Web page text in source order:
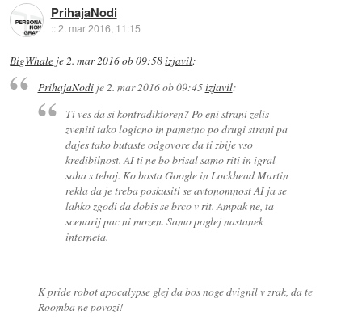
PrihajaNodi
::2. mar 2016, 11:15
BigWhale je2. mar 2016 ob 09:58izjavil:
PrihajaNodije2. mar 2016 ob 09:45izjavil:
Ti ves da si kontradiktoren? Po eni strani zelis
zveniti tako logicno in pametno po drugi strani pa
dajes tako butaste odgovore da ti zbije vso
kredibilnost. AI ti ne bo brisal samo riti in igral
saha s teboj. Ko bosta Google in Lockhead Martin
rekla da je treba poskusiti se avtonomnost AI ja se
lahko zgodi da dobis se brco v rit. Ampak ne, ta
scenarij pac ni mozen. Samo poglej nastanek
interneta.
K pride robot apocalypse glej da bos noge dvignil v zrak, da te
Roomba ne povozi!